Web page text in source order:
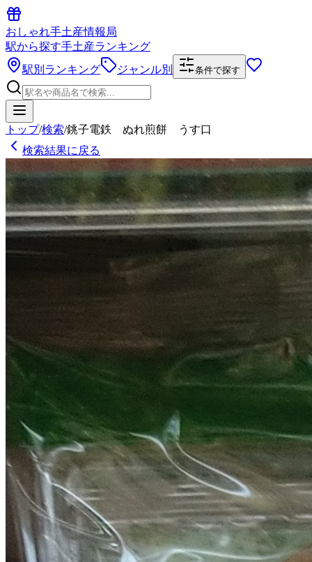
おしゃれ手土産情報局
駅から探す手土産ランキング
駅別ランキング
ジャンル別 条件で探す
トップ/検索/銚子電鉄 ぬれ煎餅 うす口
検索結果に戻る